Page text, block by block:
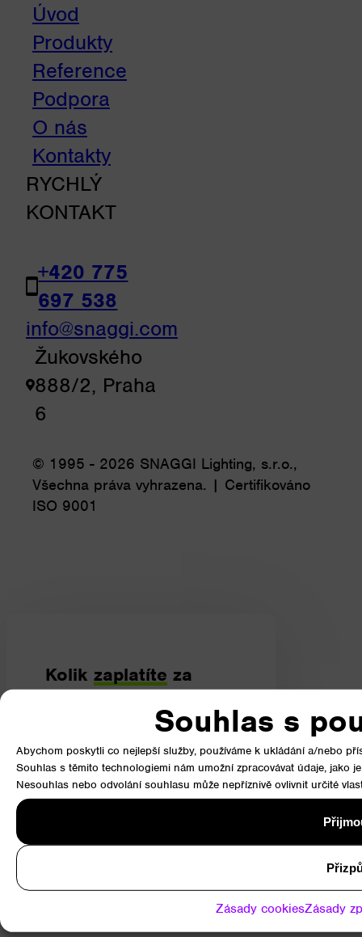
Souhlas s
Abychom poskytli co nejlepší služby, používáme k ukládání a/nebo
Souhlas s těmito technologiemi nám umožní zpracovávat údaje, jako
Nesouhlas nebo odvolání souhlasu může nepříznivě ovlivnit určité
Zásady cookiesZásady
Úvod
Produkty
Reference
Podpora
O nás
Kontakty
RYCHLÝ
KONTAKT
+420 775
697 538
info@snaggi.com
Žukovského
888/2, Praha
6
© 1995 - 2026 SNAGGI Lighting, s.r.o.,
Všechna práva vyhrazena. | Certifikováno
ISO 9001
Kolik zaplatíte za
osvětlení?
Poslední slovo bude mít váš
elektroměr.